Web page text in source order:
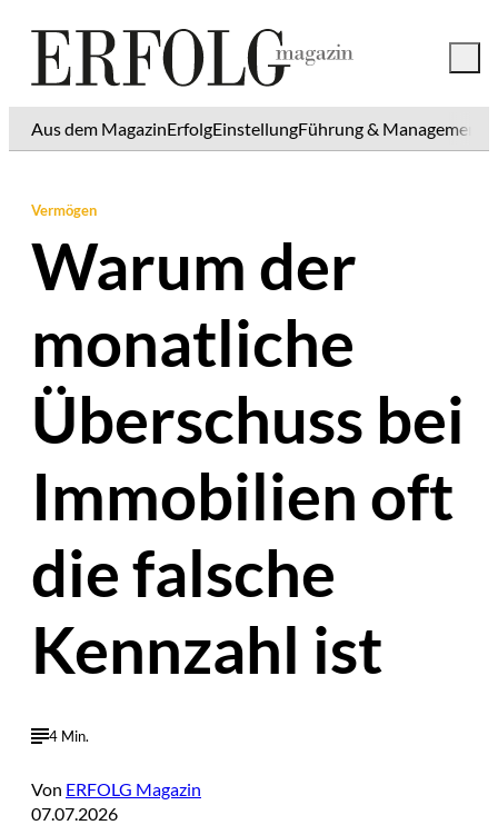
Aus dem MagazinErfolgEinstellungFührung & Management
Vermögen
Warum der
monatliche
Überschuss bei
Immobilien oft
die falsche
Kennzahl ist
4 Min.
Von ERFOLG Magazin
07.07.2026